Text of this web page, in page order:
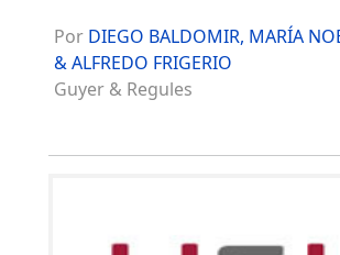
Por DIEGO BALDOMIR, MARÍA
& ALFREDO FRIGERIO
Guyer & Regules